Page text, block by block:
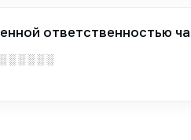
ответственностью
░ ░ ░ ░ ░